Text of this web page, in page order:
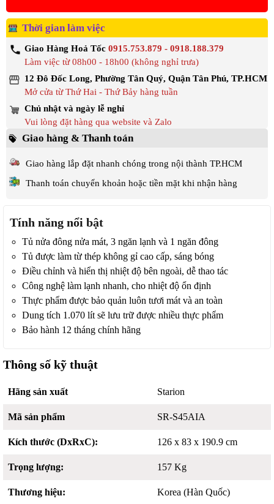
Thời gian làm việc
Giao Hàng Hoả Tốc 0915.753.879 - 0918.188.379
Làm việc từ 08h00 - 18h00 (không nghỉ trưa)
12 Đô Đốc Long, Phường Tân Quý, Quận Tân Phú, TP.HCM
Mở cửa từ Thứ Hai - Thứ Bảy hàng tuần
Chủ nhật và ngày lễ nghỉ
Vui lòng đặt hàng qua website và Zalo
Giao hàng & Thanh toán
Giao hàng lắp đặt nhanh chóng trong nội thành TP.HCM
Thanh toán chuyển khoản hoặc tiền mặt khi nhận hàng
Tính năng nổi bật
Tủ nửa đông nửa mát, 3 ngăn lạnh và 1 ngăn đông
Tủ được làm từ thép không gỉ cao cấp, sáng bóng
Điều chỉnh và hiển thị nhiệt độ bên ngoài, dễ thao tác
Công nghệ làm lạnh nhanh, cho nhiệt độ ổn định
Thực phẩm được bảo quản luôn tươi mát và an toàn
Dung tích 1.070 lít sẽ lưu trữ được nhiều thực phẩm
Bảo hành 12 tháng chính hãng
Thông số kỹ thuật
Hãng sản xuất Starion
Mã sản phẩm SR-S45AIA
Kích thước (DxRxC): 126 x 83 x 190.9 cm
Trọng lượng: 157 Kg
Thương hiệu: Korea (Hàn Quốc)